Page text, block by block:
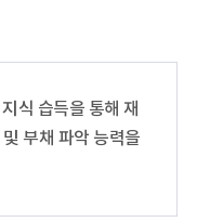
식 습득을 통해 재
부채 파악 능력을